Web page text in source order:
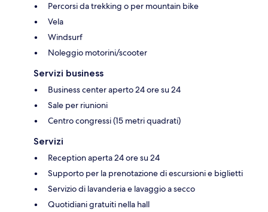
Percorsi da trekking o per mountain bike
Vela
Windsurf
Noleggio motorini/scooter
Servizi business
Business center aperto 24 ore su 24
Sale per riunioni
Centro congressi (15 metri quadrati)
Servizi
Reception aperta 24 ore su 24
Supporto per la prenotazione di escursioni e biglietti
Servizio di lavanderia e lavaggio a secco
Quotidiani gratuiti nella hall